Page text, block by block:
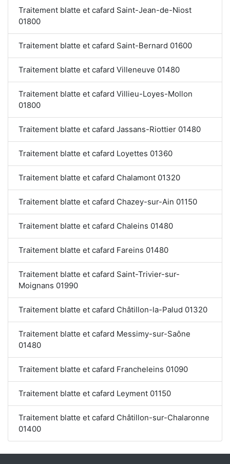
Traitement blatte et cafard Saint-Jean-de-Niost
01800
Traitement blatte et cafard Saint-Bernard 01600
Traitement blatte et cafard Villeneuve 01480
Traitement blatte et cafard Villieu-Loyes-Mollon
01800
Traitement blatte et cafard Jassans-Riottier 01480
Traitement blatte et cafard Loyettes 01360
Traitement blatte et cafard Chalamont 01320
Traitement blatte et cafard Chazey-sur-Ain 01150
Traitement blatte et cafard Chaleins 01480
Traitement blatte et cafard Fareins 01480
Traitement blatte et cafard Saint-Trivier-sur-
Moignans 01990
Traitement blatte et cafard Châtillon-la-Palud 01320
Traitement blatte et cafard Messimy-sur-Saône
01480
Traitement blatte et cafard Francheleins 01090
Traitement blatte et cafard Leyment 01150
Traitement blatte et cafard Châtillon-sur-Chalaronne
01400